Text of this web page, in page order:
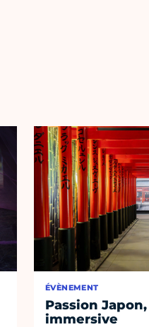
ÉVÈNEMENT
Passion
immersive